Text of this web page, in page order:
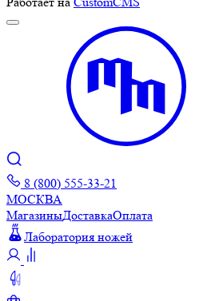
8 (800) 555-33-21
МОСКВА
МагазиныДоставкаОплата
Лаборатория ножей